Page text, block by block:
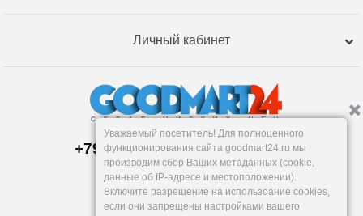
Личный кабинет
+79120359762, +79120359761
Пункт выдачи:
Пермь ,Бригадирская, 16
Пн-Пт: 9-18:30, Сб: 10-16, Вс: вых.
info@goodmart24.ru
Уважаемый посетитель! Для полноценного
функционирования сайта goodmart24.ru мы
производим сбор Ваших метаданных (cookie,
данные об IP-адресе и местоположении).
Включите разрешение на использоание cookies,
если они запрещены настройками вашего